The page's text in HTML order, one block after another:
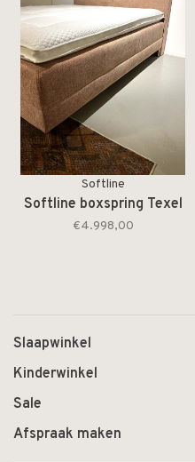
Softline
Softline boxspring Texel
€4.998,00
Slaapwinkel
Kinderwinkel
Sale
Afspraak maken